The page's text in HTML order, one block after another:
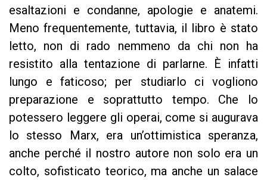
esaltazioni e condanne, apologie e anatemi.
Meno frequentemente, tuttavia, il libro è stato
letto, non di rado nemmeno da chi non ha
resistito alla tentazione di parlarne. È infatti
lungo e faticoso; per studiarlo ci vogliono
preparazione e soprattutto tempo. Che lo
potessero leggere gli operai, come si augurava
lo stesso Marx, era un’ottimistica speranza,
anche perché il nostro autore non solo era un
colto, sofisticato teorico, ma anche un salace